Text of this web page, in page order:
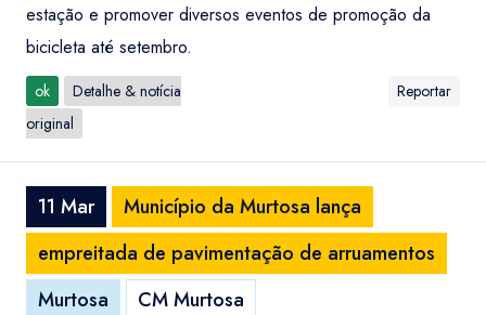
estação e promover diversos eventos de promoção da
bicicleta até setembro.
ok
Detalhe & notícia
original
Reportar
11 Mar
Município da Murtosa lança
empreitada de pavimentação de arruamentos
Murtosa
CM Murtosa